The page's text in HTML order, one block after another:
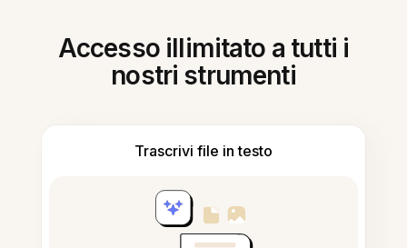
Accesso illimitato a tutti i
nostri strumenti
Trascrivi file in testo